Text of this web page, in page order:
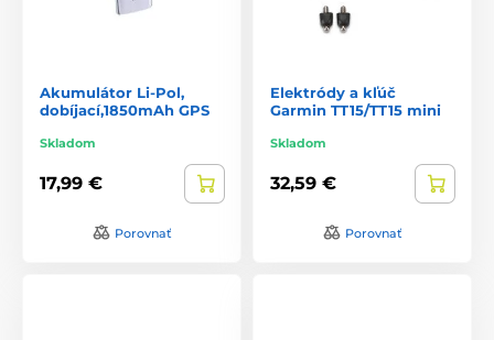
Akumulátor Li-Pol,
dobíjací,1850mAh GPS
Skladom
17,99 €
Porovnať
Elektródy a kľúč
Garmin TT15/TT15 mini
Skladom
32,59 €
Porovnať